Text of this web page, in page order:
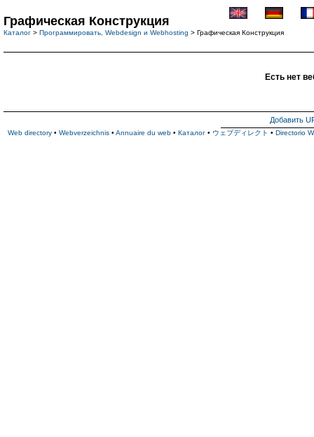
Графическая Конструкция
Каталог > Программировать, Webdesign и Webhosting > Графическая Конструкция
Есть нет
Добавить
Web directory • Webverzeichnis • Annuaire du web • Каталог • ウェブディレクト • Directorio